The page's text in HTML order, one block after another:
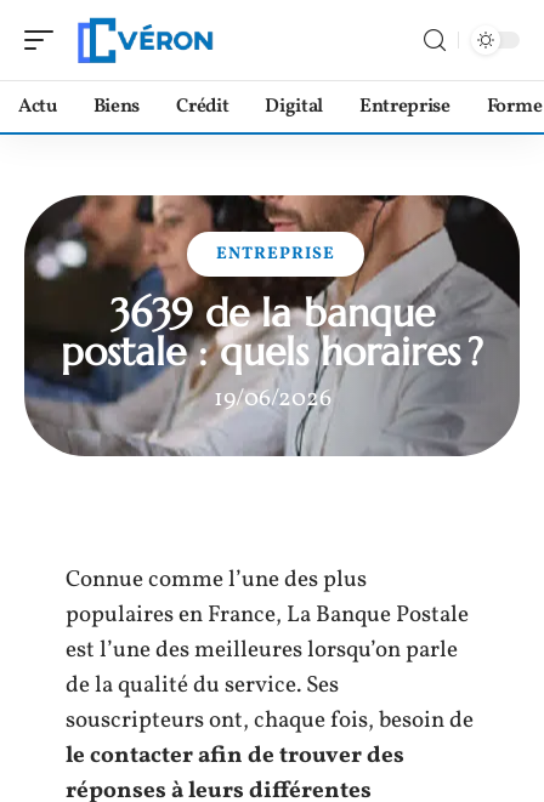
Actu Biens Crédit Digital Entreprise Forme
ENTREPRISE
3639 de la banque
postale : quels horaires ?
19/06/2026
Connue comme l’une des plus
populaires en France, La Banque Postale
est l’une des meilleures lorsqu’on parle
de la qualité du service. Ses
souscripteurs ont, chaque fois, besoin de
le contacter afin de trouver des
réponses à leurs différentes